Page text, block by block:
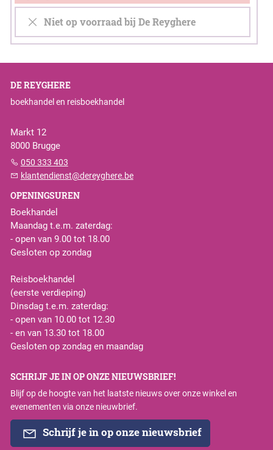
Niet op voorraad bij De Reyghere
DE REYGHERE
boekhandel en reisboekhandel
Markt 12
8000 Brugge
050 333 403
klantendienst@dereyghere.be
OPENINGSUREN
Boekhandel
Maandag t.e.m. zaterdag:
- open van 9.00 tot 18.00
Gesloten op zondag
Reisboekhandel
(eerste verdieping)
Dinsdag t.e.m. zaterdag:
- open van 10.00 tot 12.30
- en van 13.30 tot 18.00
Gesloten op zondag en maandag
SCHRIJF JE IN OP ONZE NIEUWSBRIEF!
Blijf op de hoogte van het laatste nieuws over onze winkel en
evenementen via onze nieuwbrief.
Schrijf je in op onze nieuwsbrief